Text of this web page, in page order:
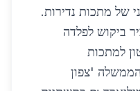
של מתכות נדירות.
ביקוש לפלדה
500 ₪ לטון למתכות
'צפון